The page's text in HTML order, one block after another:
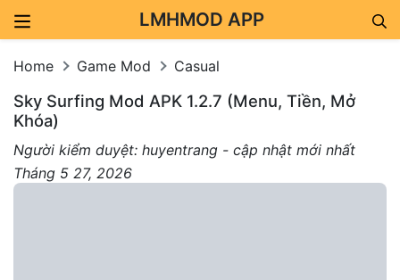
LMHMOD APP
Home Game Mod Casual
Sky Surfing Mod APK 1.2.7 (Menu, Tiền, Mở
Khóa)
Người kiểm duyệt: huyentrang - cập nhật mới nhất
Tháng 5 27, 2026